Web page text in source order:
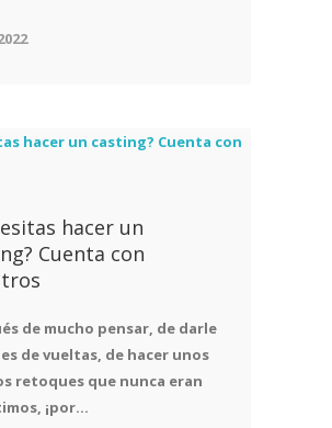
hacer un
Cuenta con
de mucho pensar, de darle
de vueltas, de hacer unos
retoques que nunca eran
¡por...